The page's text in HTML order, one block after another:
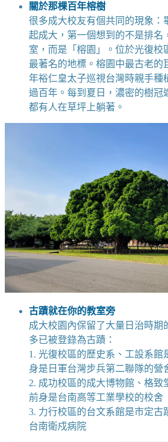
關於那棵百年榕樹
很多成大校友有個共同的現象：
起成大，第一個想到的不是排名
室，而是「榕園」。位於光復校
最著名的地標。榕園中最古老的
年裕仁皇太子巡視台灣時親手種
過百年。每到夏日，濃密的樹冠
都有人在草坪上躺著。
古蹟就在你的教室旁
成大校園內保留了大量日治時期
多已被登錄為古蹟：
1. 光復校區的歷史系、工設系館
身是日軍台灣步兵第二聯隊的營
2. 成功校區的成大博物館、格致
前身是台南高等工業學校的校舍
3. 力行校區的台文系館是市定古
台南衛戍病院